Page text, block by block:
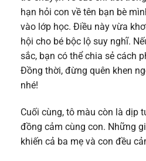
hạn hỏi con về tên bạn bè
vào lớp học. Điều này vừa
hội cho bé bộc lộ suy nghĩ.
sắc, bạn có thể chia sẻ cách
Đồng thời, đừng quên khen
nhé!
Cuối cùng, tô màu còn là dịp
đồng cảm cùng con. Những
khiến cả ba mẹ và con đều